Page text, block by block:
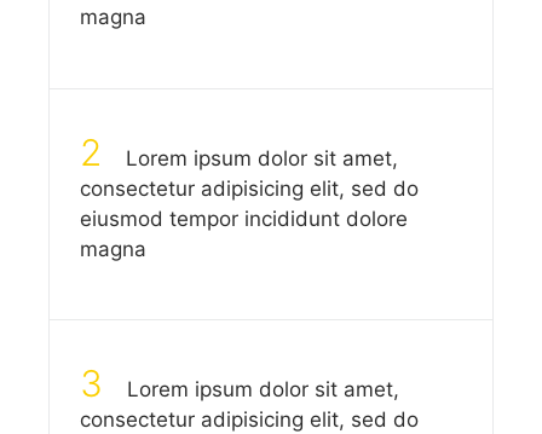
magna
2
Lorem ipsum dolor sit amet,
consectetur adipisicing elit, sed do
eiusmod tempor incididunt dolore
magna
3
Lorem ipsum dolor sit amet,
consectetur adipisicing elit, sed do